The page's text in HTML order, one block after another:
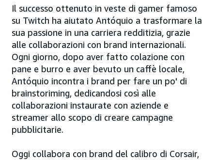
Il successo ottenuto in veste di gamer famoso
su Twitch ha aiutato Antóquio a trasformare la
sua passione in una carriera redditizia, grazie
alle collaborazioni con brand internazionali.
Ogni giorno, dopo aver fatto colazione con
pane e burro e aver bevuto un caffè locale,
Antóquio incontra i brand per fare un po' di
brainstoriming, dedicandosi così alle
collaborazioni instaurate con aziende e
streamer allo scopo di creare campagne
pubblicitarie.
Oggi collabora con brand del calibro di Corsair,